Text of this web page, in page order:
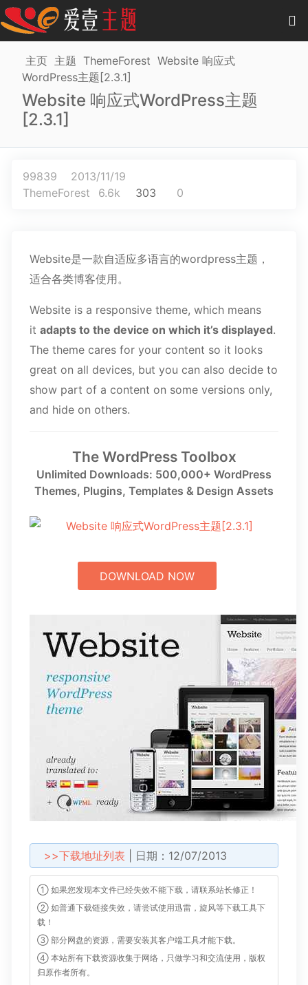
0项目-0.00 元
主题
插件
商城
主页 主题 ThemeForest Website 响应式
WordPress主题[2.3.1]
Website 响应式WordPress主题
[2.3.1]
99839
2013/11/19
ThemeForest
6.6k 303 0
Website是一款自适应多语言的wordpress主题，
适合各类博客使用。
Website is a responsive theme, which means
it adapts to the device on which it’s displayed.
The theme cares for your content so it looks
great on all devices, but you can also decide to
show part of a content on some versions only,
and hide on others.
The WordPress Toolbox
Unlimited Downloads: 500,000+ WordPress
Themes, Plugins, Templates & Design Assets
DOWNLOAD NOW
>>下载地址列表 | 日期：12/07/2013
① 如果您发现本文件已经失效不能下载，请联系站长修正！
② 如普通下载链接失效，请尝试使用迅雷，旋风等下载工具下
载！
③ 部分网盘的资源，需要安装其客户端工具才能下载。
④ 本站所有下载资源收集于网络，只做学习和交流使用，版权
归原作者所有。